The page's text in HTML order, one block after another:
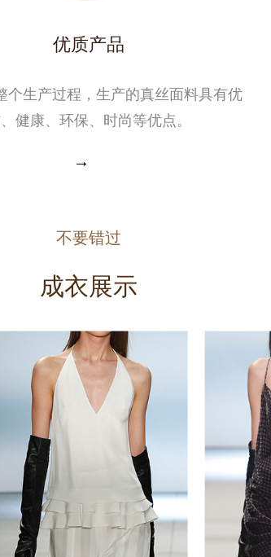
优质产品
个生产过程，生产的真丝面料具有优
健康、环保、时尚等优点。
→
不要错过
成衣展示